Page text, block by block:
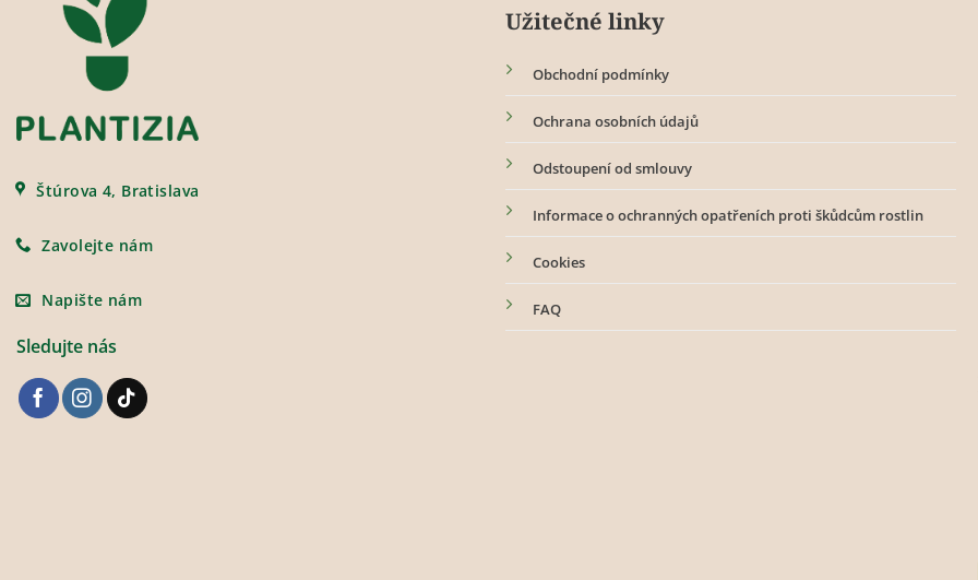
Štúrova 4, Bratislava
Zavolejte nám
Napište nám
Sledujte nás
Užitečné linky
Obchodní podmínky
Ochrana osobních údajů
Odstoupení od smlouvy
Informace o ochranných opatřeních proti škůdcům rostlin
Cookies
FAQ